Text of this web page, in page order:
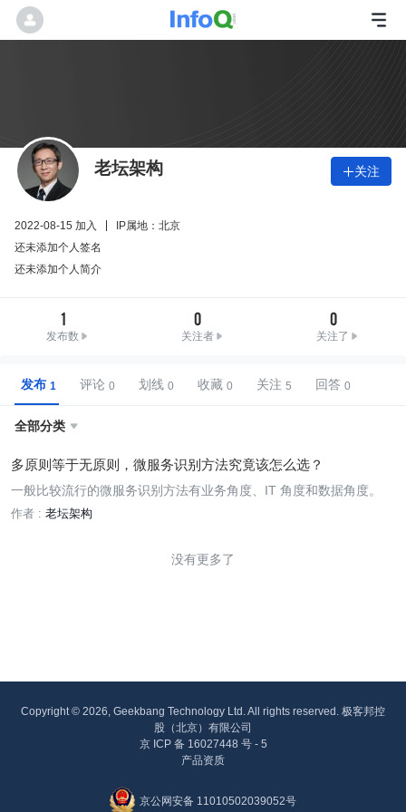
老坛架构 关注
2022-08-15 加入
IP属地：北京
还未添加个人签名
还未添加个人简介
1
发布数
0
关注者
0
关注了
发布 评论 划线 收藏 关注 回答
全部分类 
多原则等于无原则，微服务识别方法究竟该怎么选？
一般比较流行的微服务识别方法有业务角度、IT 角度和数据角度。
作者 : 老坛架构
没有更多了
Copyright © 2026, Geekbang Technology Ltd. All rights reserved. 极客邦控
股（北京）有限公司
京 ICP 备 16027448 号 - 5
产品资质
京公网安备 11010502039052号